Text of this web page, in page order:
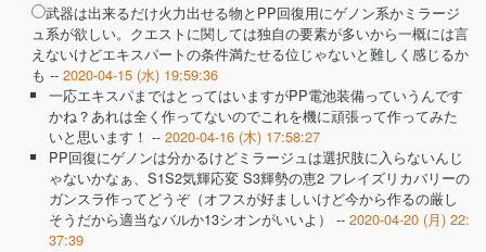
武器は出来るだけ火力出せる物とPP回復用にゲノン系かミラージ
ュ系が欲しい。クエストに関しては独自の要素が多いから一概には言
えないけどエキスパートの条件満たせる位じゃないと難しく感じるか
も -- 2020-04-15 (水) 19:59:36
一応エキスパまではとってはいますがPP電池装備っていうんです
かね？あれは全く作ってないのでこれを機に頑張って作ってみた
いと思います！ -- 2020-04-16 (木) 17:58:27
PP回復にゲノンは分かるけどミラージュは選択肢に入らないんじ
ゃないかなぁ、S1S2気輝応変 S3輝勢の恵2 フレイズリカバリーの
ガンスラ作ってどうぞ（オフスが好ましいけど今から作るの厳し
そうだから適当なバルか13シオンがいいよ） -- 2020-04-20 (月) 22:
37:39